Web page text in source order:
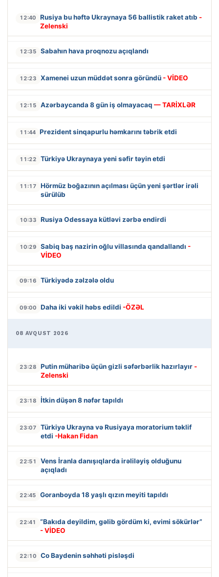
12:40 Rusiya bu həftə Ukraynaya 56 ballistik raket atıb -
Zelenski
12:35 Sabahın hava proqnozu açıqlandı
12:23 Xamenei uzun müddət sonra göründü - VİDEO
12:15 Azərbaycanda 8 gün iş olmayacaq — TARİXLƏR
11:44 Prezident sinqapurlu həmkarını təbrik etdi
11:22 Türkiyə Ukraynaya yeni səfir təyin etdi
11:17
Hörmüz boğazının açılması üçün yeni şərtlər irəli
sürülüb
10:33 Rusiya Odessaya kütləvi zərbə endirdi
10:29 Sabiq baş nazirin oğlu villasında qandallandı -
VİDEO
09:16 Türkiyədə zəlzələ oldu
09:00 Daha iki vəkil həbs edildi -ÖZƏL
08 AVQUST 2026
23:28 Putin müharibə üçün gizli səfərbərlik hazırlayır -
Zelenski
23:18 İtkin düşən 8 nəfər tapıldı
23:07
Türkiyə Ukrayna və Rusiyaya moratorium təklif
etdi -Hakan Fidan
22:51
Vens İranla danışıqlarda irəliləyiş olduğunu
açıqladı
22:45 Goranboyda 18 yaşlı qızın meyiti tapıldı
22:41
“Bakıda deyildim, gəlib gördüm ki, evimi sökürlər”
- VİDEO
22:10 Co Baydenin səhhəti pisləşdi